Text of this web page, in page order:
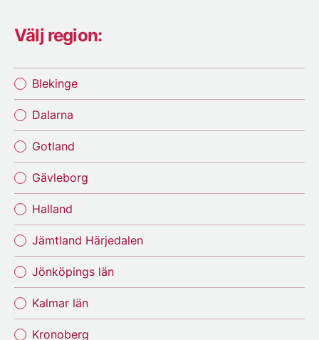
Välj region:
Blekinge
Dalarna
Gotland
Gävleborg
Halland
Jämtland Härjedalen
Jönköpings län
Kalmar län
Kronoberg